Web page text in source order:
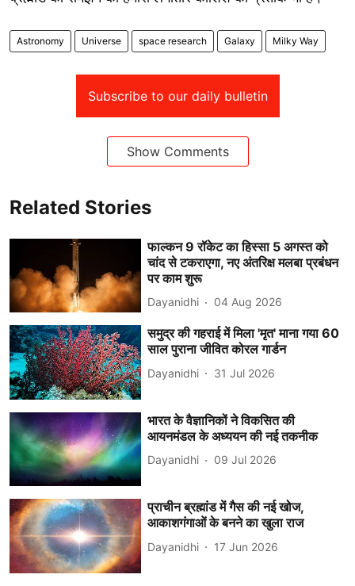
Astronomy Universe space research Galaxy Milky Way
Subscribe to our daily bulletin
Show Comments
Related Stories
फाल्कन 9 रॉकेट का हिस्सा 5 अगस्त को
चांद से टकराएगा, नए अंतरिक्ष मलबा प्रबंधन
पर काम शुरू
Dayanidhi 04 Aug 2026
समुद्र की गहराई में मिला 'मृत' माना गया 60
साल पुराना जीवित कोरल गार्डन
Dayanidhi 31 Jul 2026
भारत के वैज्ञानिकों ने विकसित की
आयनमंडल के अध्ययन की नई तकनीक
Dayanidhi 09 Jul 2026
प्राचीन ब्रह्मांड में गैस की नई खोज,
आकाशगंगाओं के बनने का खुला राज
Dayanidhi 17 Jun 2026